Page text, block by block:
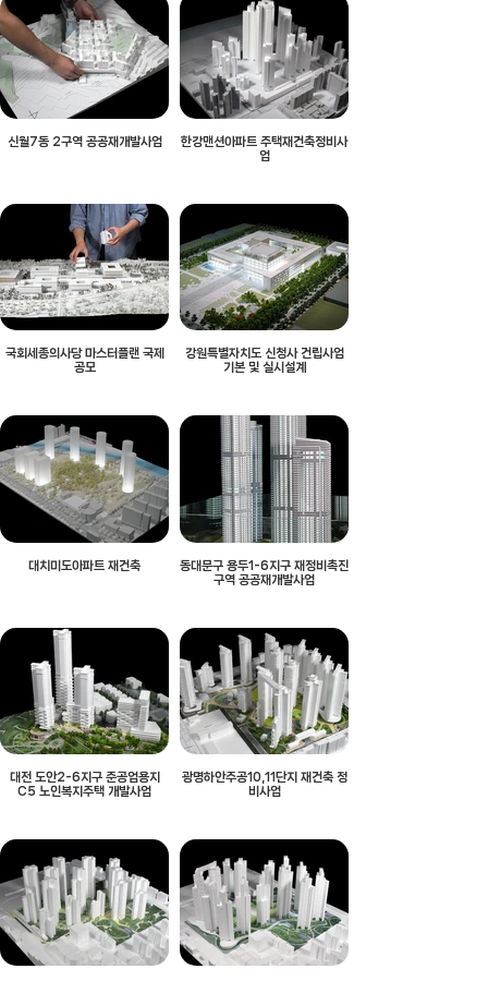
신월7동 2구역 공공재개발사업
한강맨션아파트 주택재건축정비사
업
국회세종의사당 마스터플랜 국제
공모
강원특별자치도 신청사 건립사업
기본 및 실시설계
대치미도아파트 재건축
동대문구 용두1-6지구 재정비촉진
구역 공공재개발사업
대전 도안2-6지구 준공업용지
C5 노인복지주택 개발사업
광명하안주공10,11단지 재건축 정
비사업